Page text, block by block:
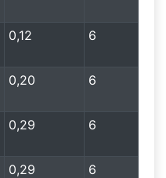
0,12 6
0,20 6
0,29 6
0,29 6